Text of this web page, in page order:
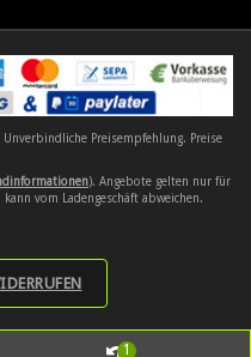
Unverbindliche Preisempfehlung. Preise
). Angebote gelten nur für
vom Ladengeschäft abweichen.
1